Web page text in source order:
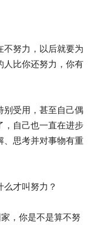
不努力，以后就要为
人比你还努力，你有
别受用，甚至自己偶
，自己也一直在进步
、思考并对事物有重
才叫努力？
，你是不是算不努